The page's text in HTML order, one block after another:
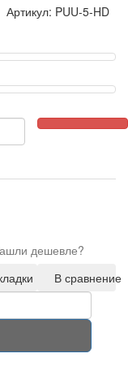
Артикул: PUU-5-HD
дешевле?
В сравнение